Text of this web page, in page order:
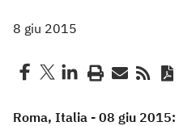
8 giu 2015
Roma, Italia - 08 giu 2015: